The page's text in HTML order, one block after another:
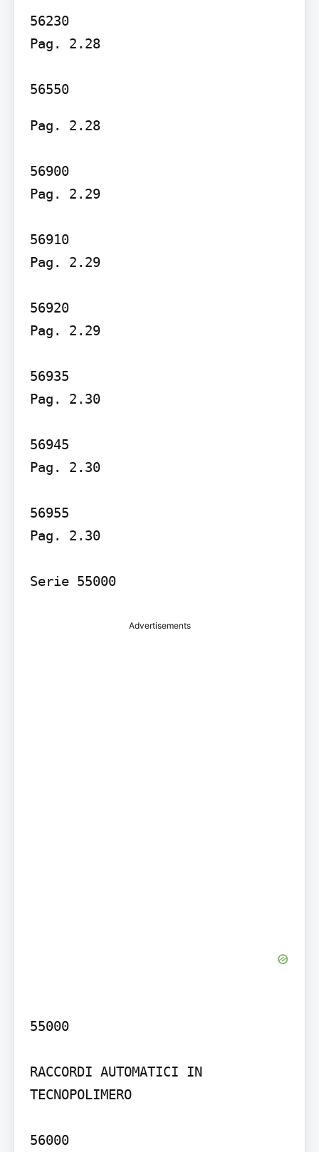
56230
Pag. 2.28
56550
Pag. 2.28
56900
Pag. 2.29
56910
Pag. 2.29
56920
Pag. 2.29
56935
Pag. 2.30
56945
Pag. 2.30
56955
Pag. 2.30
Serie 55000
Advertisements
55000
RACCORDI AUTOMATICI IN
TECNOPOLIMERO
56000